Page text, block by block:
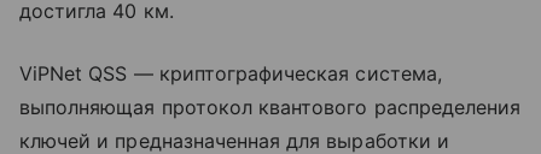
достигла 40 км.
ViPNet QSS — криптографическая система,
выполняющая протокол квантового распределения
ключей и предназначенная для выработки и